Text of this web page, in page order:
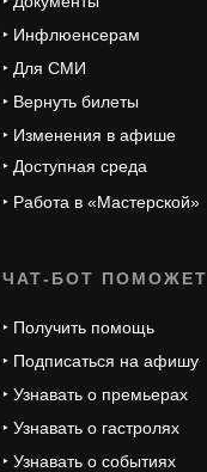
‣ Изменения в афише
‣ Работа в «Мастерской»
‣ Доступная среда
‣ Вернуть билеты
‣ Для СМИ
‣ Инфлюенсерам
‣ Узнавать о событиях
‣ Узнавать о гастролях
‣ Узнавать о премьерах
‣ Подписаться на афишу
‣ Получить помощь
ЧАТ-БОТ ПОМОЖЕТ